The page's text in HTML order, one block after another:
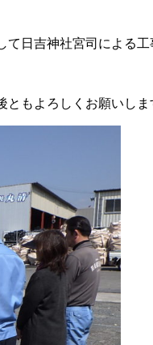
日吉神社宮司による
もよろしくお願いしま